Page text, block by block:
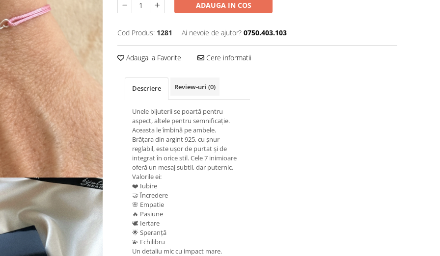
ADAUGA IN COS
Cod Produs: 1281 Ai nevoie de ajutor? 0750.403.103
Adauga la Favorite Cere informatii
Descriere Review-uri (0)
Unele bijuterii se poartă pentru
aspect, altele pentru semnificație.
Aceasta le îmbină pe ambele.
Brățara din argint 925, cu șnur
reglabil, este ușor de purtat și de
integrat în orice stil. Cele 7 inimioare
oferă un mesaj subtil, dar puternic.
Valorile ei:
❤️ Iubire
🤝 Încredere
🌸 Empatie
🔥 Pasiune
🕊️ Iertare
🌟 Speranță
💫 Echilibru
Un detaliu mic cu impact mare.